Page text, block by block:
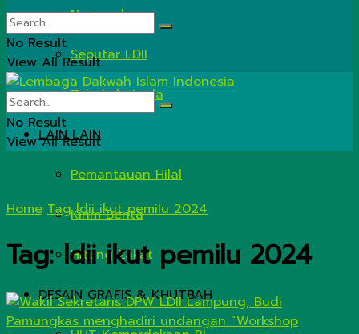
Nasional
Seputar LDII
Tahukah Anda
LAIN LAIN
Pemantauan Hilal
Kirim Berita
Hitung Zakat
DESAIN GRAFIS & KHUTBAH
No Result
View All Result
No Result
View All Result
Home Tag ldii ikut pemilu 2024
Tag:ldii ikut pemilu 2024